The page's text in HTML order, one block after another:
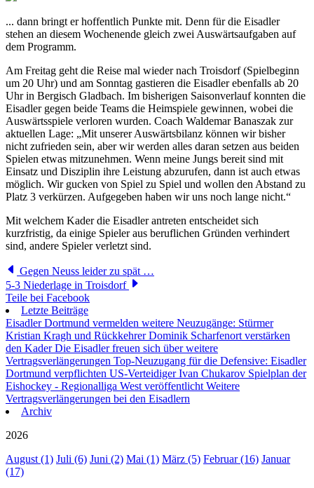
... dann bringt er hoffentlich Punkte mit. Denn für die Eisadler
stehen an diesem Wochenende gleich zwei Auswärtsaufgaben auf
dem Programm.
Am Freitag geht die Reise mal wieder nach Troisdorf (Spielbeginn
um 20 Uhr) und am Sonntag gastieren die Eisadler ebenfalls ab 20
Uhr in Bergisch Gladbach. Im bisherigen Saisonverlauf konnten die
Eisadler gegen beide Teams die Heimspiele gewinnen, wobei die
Auswärtsspiele verloren wurden. Coach Waldemar Banaszak zur
aktuellen Lage: „Mit unserer Auswärtsbilanz können wir bisher
nicht zufrieden sein, aber wir werden alles daran setzen aus beiden
Spielen etwas mitzunehmen. Wenn meine Jungs bereit sind mit
Einsatz und Disziplin ihre Leistung abzurufen, dann ist auch etwas
möglich. Wir gucken von Spiel zu Spiel und wollen den Abstand zu
Platz 3 verkürzen. Aufgegeben haben wir uns noch lange nicht.“
Mit welchem Kader die Eisadler antreten entscheidet sich
kurzfristig, da einige Spieler aus beruflichen Gründen verhindert
sind, andere Spieler verletzt sind.
Gegen Neuss leider zu spät …
5-3 Niederlage in Troisdorf
Teile bei Facebook
Letzte Beiträge
Eisadler Dortmund vermelden weitere Neuzugänge: Stürmer
Kristian Kragh und Rückkehrer Dominik Scharfenort verstärken
den KaderDie Eisadler freuen sich über weitere
Vertragsverlängerungen Top-Neuzugang für die Defensive: Eisadler
Dortmund verpflichten US-Verteidiger Ivan Chukarov Spielplan der
Eishockey - Regionalliga West veröffentlicht Weitere
Vertragsverlängerungen bei den Eisadlern
Archiv
2026
August (1) Juli (6) Juni (2) Mai (1) März (5) Februar (16) Januar
(17)